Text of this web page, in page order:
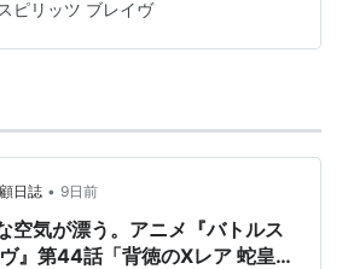
福嶋更一郎（メ〜テレ）、若鍋竜
ンライズ、ADK
綾子
ピリッツ ブレイヴ
日誌 • 9日前
空気が漂う。アニメ『バトルス
』第44話「背徳のXレア 蛇皇神